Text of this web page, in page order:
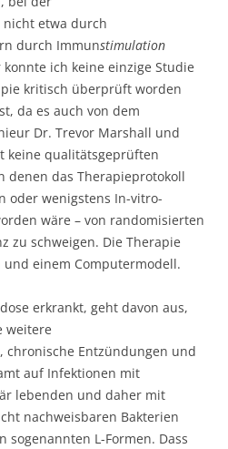
etwa durch
durch Immunstimulation
ich keine einzige Studie
kritisch überprüft worden
da es auch von dem
Dr. Trevor Marshall und
keine qualitätsgeprüften
denen das Therapieprotokoll
oder wenigstens In-vitro-
wäre – von randomisierten
zu schweigen. Die Therapie
einem Computermodell.
erkrankt, geht davon aus,
weitere
chronische Entzündungen und
auf Infektionen mit
lebenden und daher mit
nachweisbaren Bakterien
sogenannten L-Formen. Dass